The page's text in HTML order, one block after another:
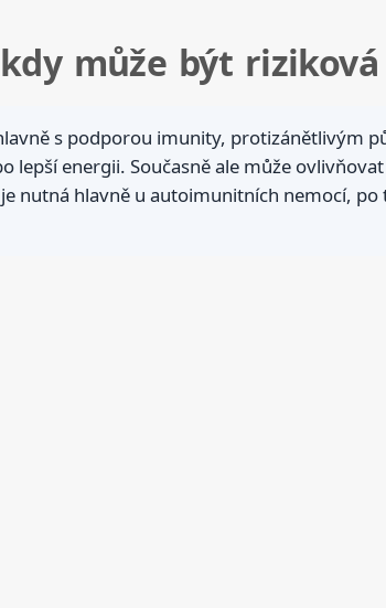
může být riziková
s podporou imunity, protizánětlivým
lepší energii. Současně ale může
nutná hlavně u autoimunitních nemocí,